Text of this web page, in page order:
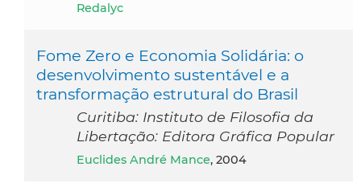
Redalyc
Fome Zero e Economia Solidária: o
desenvolvimento sustentável e a
transformação estrutural do Brasil
Curitiba: Instituto de Filosofia da
Libertação: Editora Gráfica Popular
Euclides André Mance, 2004